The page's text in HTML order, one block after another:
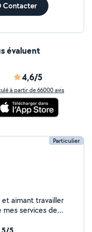
Contacter
évaluent
4,6/5
à partir de 66000 avis
Particulier
mes services de